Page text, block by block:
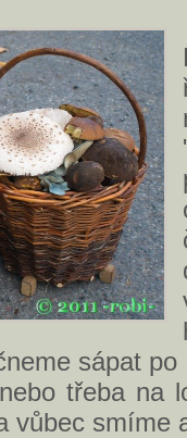
sápat
třeba na
vůbec smíme